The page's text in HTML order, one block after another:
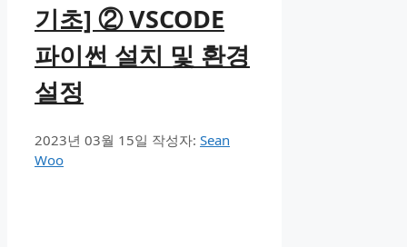
기초] ② VSCODE
파이썬 설치 및 환경
설정
2023년 03월 15일 작성자: Sean
Woo